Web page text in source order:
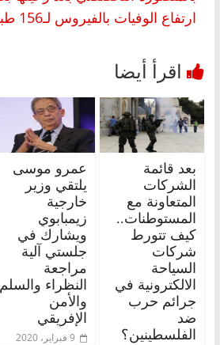
ارتفاع الوفيات بالفيروس لـ156 طبيبًا
بعد قائمة
الشركات
المتعاونة مع
المستوطنات..
كيف تتورط
شركات
السياحة
الالكترونية في
جرائم حرب
ضد
الفلسطينين؟
عمرو موسى
يلتقي وزير
خارجية
زيمبابوي
ويشارك في
جلستي آلية
مراجعة
النظراء والسلم
والأمن
الإفريقي
9 فبراير، 2020